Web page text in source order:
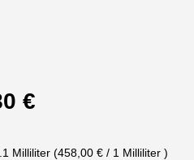
Preis:
€
Milliliter (458,00 € / 1 Milliliter )